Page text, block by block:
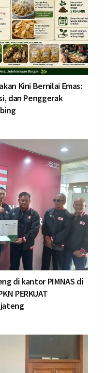
Kini Bernilai Emas:
dan Penggerak
di kantor PIMNAS di
PERKUAT
jateng